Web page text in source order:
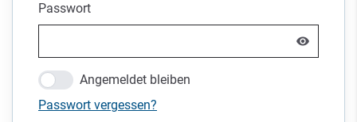
Passwort
Angemeldet bleiben
Passwort vergessen?